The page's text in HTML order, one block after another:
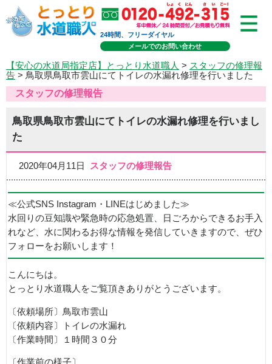
24時間、フリーダイヤル
メールでのお問い合わせ
【安心の水道局指定店】とっとり水道職人 > スタッフの修理報
告 > 鳥取県鳥取市雲山にてトイレの水漏れ修理を行いました
スタッフの修理報告
鳥取県鳥取市雲山にてトイレの水漏れ修理を行いまし
た
2020年04月11日 スタッフの修理報告
≪公式SNS Instagram・LINEはじめました≫
水回りの豆知識や緊急時の応急処置、日ごろからできるお手入
れなど、水に関わるお得な情報を発信していきますので、ぜひ
フォローをお願いします！
こんにちは。
とっとり水道職人をご覧頂きありがとうございます。
〔依頼場所〕鳥取市雲山
〔依頼内容〕トイレの水漏れ
〔作業時間〕１時間３０分